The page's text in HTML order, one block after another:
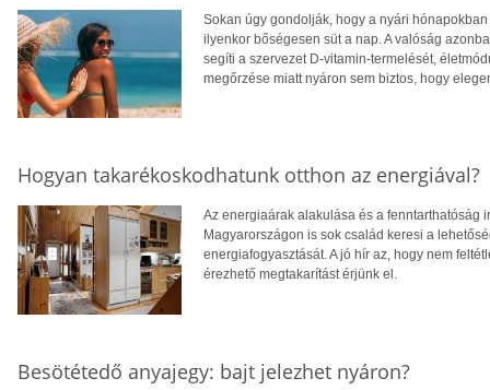
Sokan úgy gondolják, hogy a nyári
ilyenkor bőségesen süt a nap. A valóság
segíti a szervezet D-vitamin-termelését,
megőrzése miatt nyáron sem biztos, hogy
Hogyan takarékoskodhatunk otthon az energiával?
Az energiaárak alakulása és a fenntarthatóság
Magyarországon is sok család keresi a
energiafogyasztását. A jó hír az, hogy nem
érezhető megtakarítást érjünk el.
Besötétedő anyajegy: bajt jelezhet nyáron?